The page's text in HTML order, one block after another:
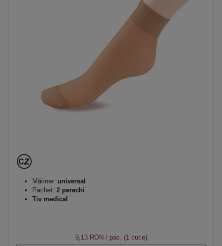
Mărime: universal
Pachet: 2 perechi
Tiv medical
9,13 RON/ pac. (1 cutie)